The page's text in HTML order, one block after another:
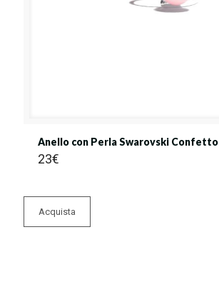
Anello con Perla Swarovski Confetto
23€
Acquista